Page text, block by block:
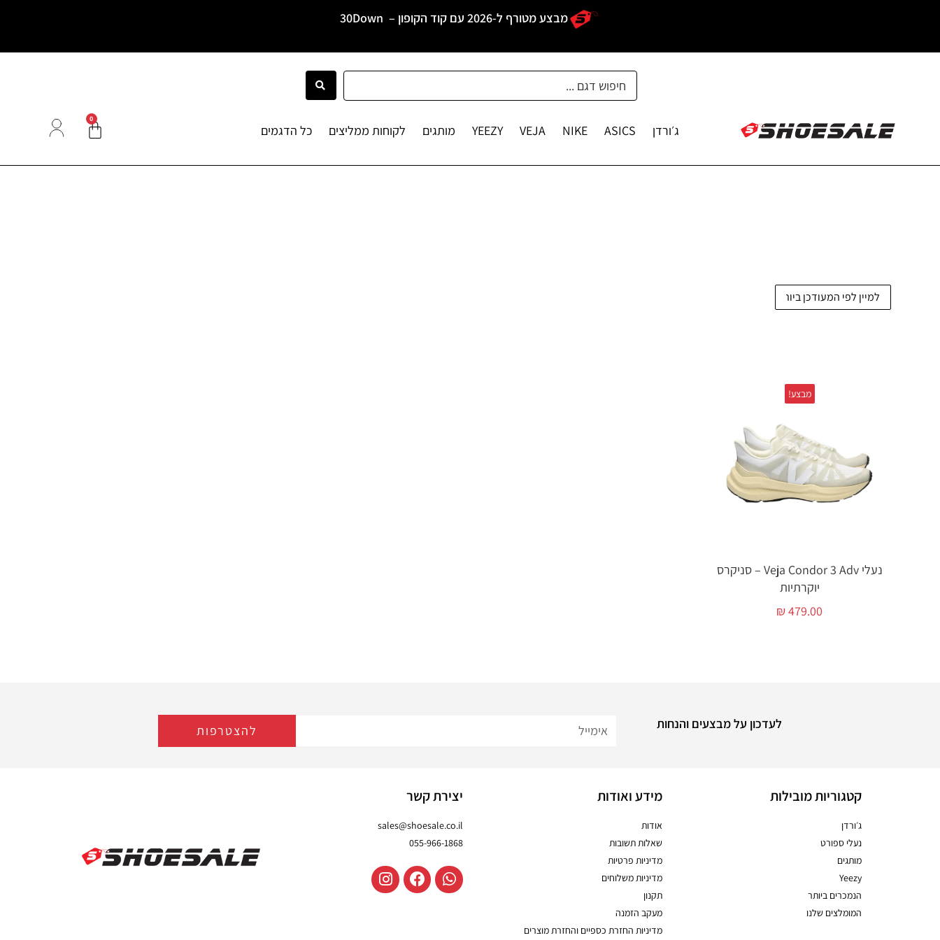
מבצע מטורף ל-2026 עם קוד הקופון – 30Down
ג׳ורדן ASICS
NIKE
VEJA
YEEZY מותגים לקוחות ממליצים כל הדגמים
0
מבצע!
נעלי Veja Condor 3 Adv – סניקרס
יוקרתיות
₪479.00
לעדכון על מבצעים והנחות להצטרפות
קטגוריות מובילות
ג׳ורדן
נעלי ספורט
מותגים
Yeezy
הנמכרים ביותר
המומלצים שלנו
מידע ואודות
אודות
שאלות תשובות
מדיניות פרטיות
מדיניות משלוחים
תקנון
מעקב הזמנה
מדיניות החזרת כספיים והחזרת מוצרים
יצירת קשר
sales@shoesale.co.il
055-966-1868